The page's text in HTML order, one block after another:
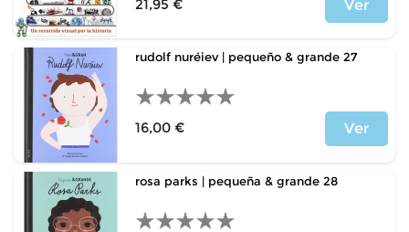
21,95 €
Ver
rudolf nuréiev | pequeño & grande 27
16,00 €
Ver
rosa parks | pequeña & grande 28